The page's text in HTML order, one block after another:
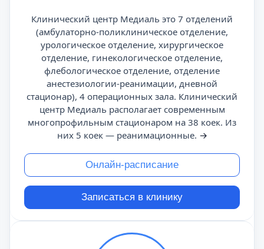
Клинический центр Медиаль это 7 отделений
(амбулаторно-поликлиническое отделение,
урологическое отделение, хирургическое
отделение, гинекологическое отделение,
флебологическое отделение, отделение
анестезиологии-реанимации, дневной
стационар), 4 операционных зала. Клинический
центр Медиаль располагает современным
многопрофильным стационаром на 38 коек. Из
них 5 коек — реанимационные. →
Онлайн-расписание
Записаться в клинику